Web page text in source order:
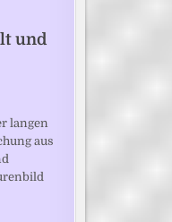
und
langen
aus